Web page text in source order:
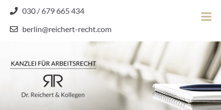
content
030 / 679 665 434
berlin@reichert-recht.com
Dr.
Reichert